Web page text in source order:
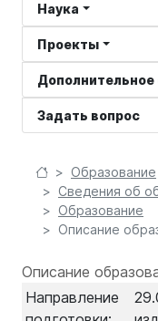
Наука
Проекты
Дополнительное
Задать вопрос
Образование
Сведения об
Образование
Описание
Описание
Направление